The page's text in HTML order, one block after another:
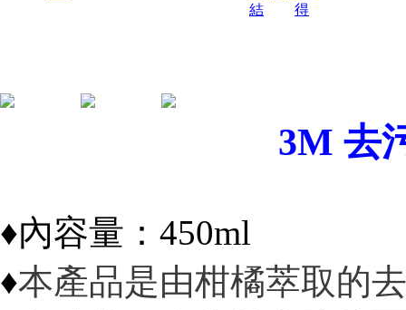
3M 去
♦內容量：450ml
♦本產品是由柑橘萃取的